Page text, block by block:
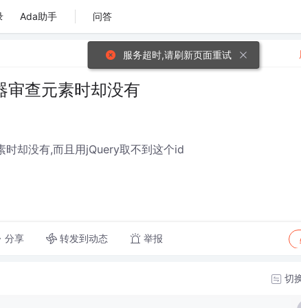
Ada助手 问答
查元素时却没有
却没有,而且用jQuery取不到这个id
分享 转发到动态 举报
切
服务超时,请刷新页面重试